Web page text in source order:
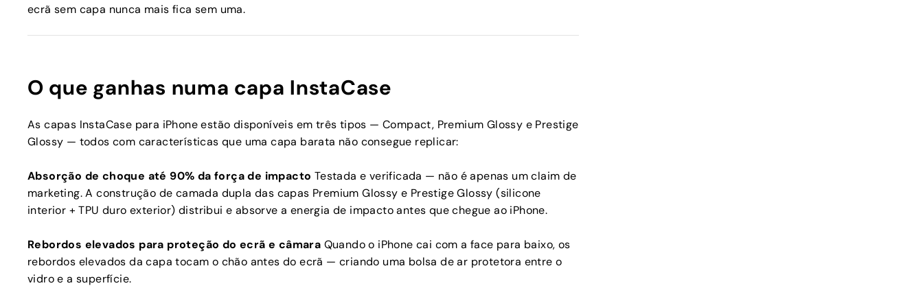
ecrã sem capa nunca mais fica sem uma.
O que ganhas numa capa InstaCase
As capas InstaCase para iPhone estão disponíveis em três tipos — Compact, Premium Glossy e Prestige
Glossy — todos com características que uma capa barata não consegue replicar:
Absorção de choque até 90% da força de impacto Testada e verificada — não é apenas um claim de
marketing. A construção de camada dupla das capas Premium Glossy e Prestige Glossy (silicone
interior + TPU duro exterior) distribui e absorve a energia de impacto antes que chegue ao iPhone.
Rebordos elevados para proteção do ecrã e câmara Quando o iPhone cai com a face para baixo, os
rebordos elevados da capa tocam o chão antes do ecrã — criando uma bolsa de ar protetora entre o
vidro e a superfície.